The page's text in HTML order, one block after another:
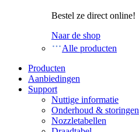
Bestel ze direct online!
Naar de shop
Alle producten
Producten
Aanbiedingen
Support
Nuttige informatie
Onderhoud & storingen
Nozzletabellen